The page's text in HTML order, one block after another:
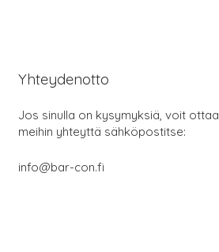
Yhteydenotto
Jos sinulla on kysymyksiä, voit ottaa
meihin yhteyttä sähköpostitse:
info@bar-con.fi